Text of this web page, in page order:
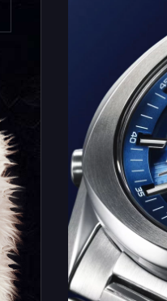
Стоит
батареи,
дня
минут.
на